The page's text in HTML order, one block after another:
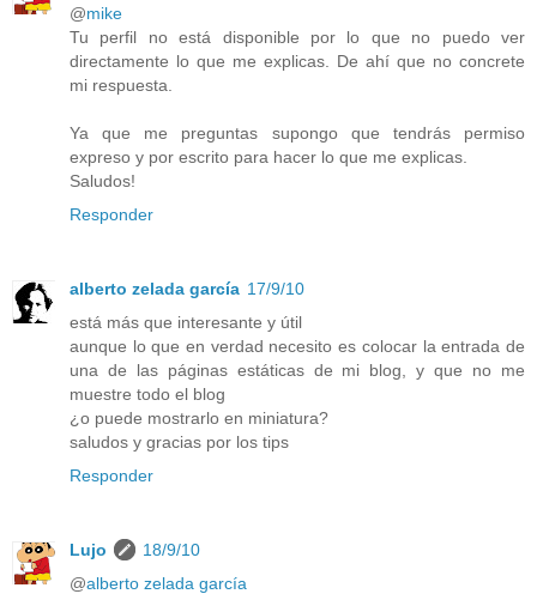
@mike
Tu perfil no está disponible por lo que no puedo ver
directamente lo que me explicas. De ahí que no concrete
mi respuesta.
Ya que me preguntas supongo que tendrás permiso
expreso y por escrito para hacer lo que me explicas.
Saludos!
Responder
alberto zelada garcía 17/9/10
está más que interesante y útil
aunque lo que en verdad necesito es colocar la entrada de
una de las páginas estáticas de mi blog, y que no me
muestre todo el blog
¿o puede mostrarlo en miniatura?
saludos y gracias por los tips
Responder
Lujo
18/9/10
@alberto zelada garcía